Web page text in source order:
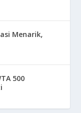
Menarik,
500